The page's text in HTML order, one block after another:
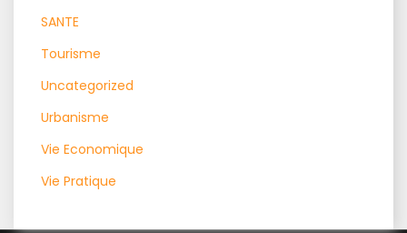
SANTE
Tourisme
Uncategorized
Urbanisme
Vie Economique
Vie Pratique